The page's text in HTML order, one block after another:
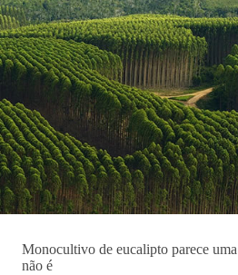
Monocultivo de eucalipto parece
não é